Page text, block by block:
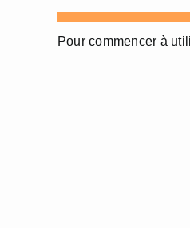
Pour commencer à